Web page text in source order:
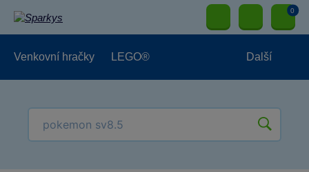
0
Venkovní hračky LEGO® Další